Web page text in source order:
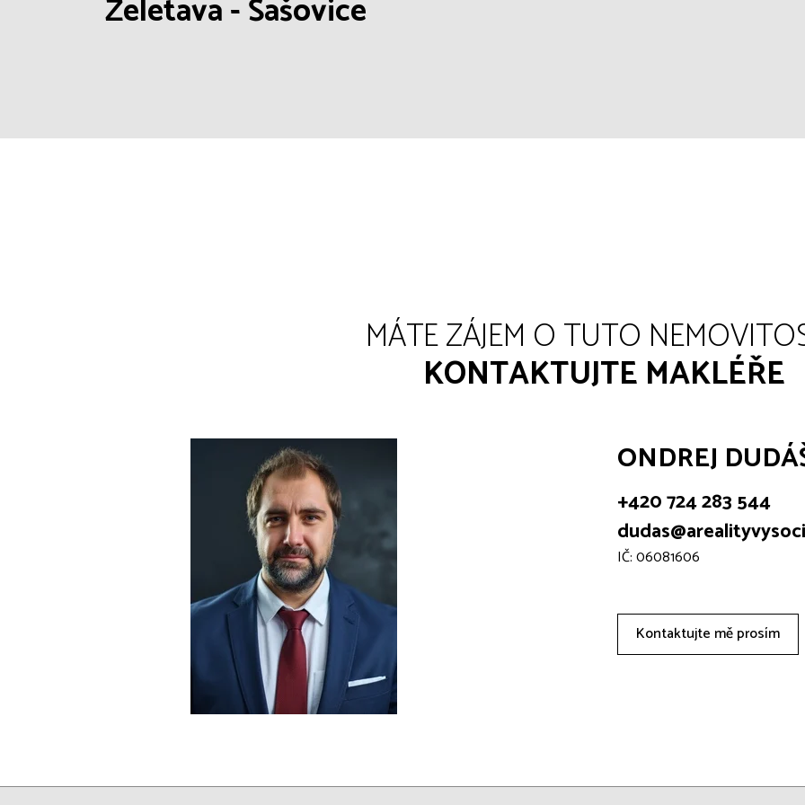
Želetava - Šašovice
MÁTE ZÁJEM O TUTO
KONTAKTUJTE MAKLÉŘE
ONDREJ
+420 724 283 544
IČ: 06081606
Kontaktujte mě prosím